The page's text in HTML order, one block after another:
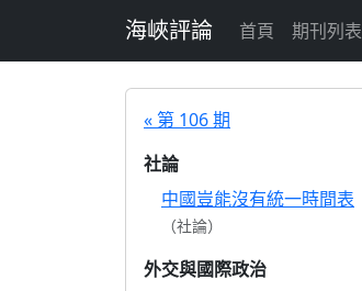
海峽評論 首頁 期刊列表
« 第 106 期
社論
中國豈能沒有統一時間表
（社論）
外交與國際政治